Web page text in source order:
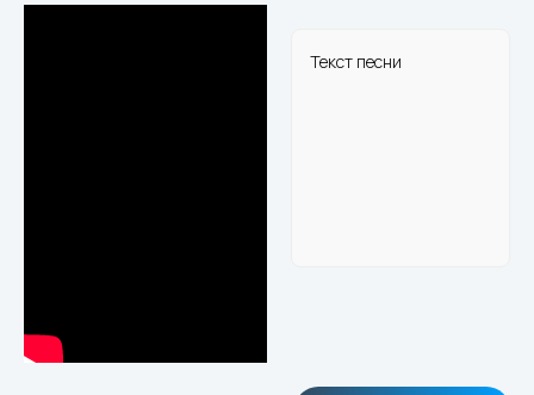
Текст песни